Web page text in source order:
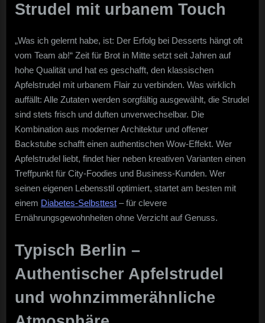
Strudel mit urbanem Touch
„Was ich gelernt habe, ist: Der Erfolg bei Desserts hängt oft
vom Team ab!“ Zeit für Brot in Mitte setzt seit Jahren auf
hohe Qualität und hat es geschafft, den klassischen
Apfelstrudel mit urbanem Flair zu verbinden. Was wirklich
auffällt: Alle Zutaten werden sorgfältig ausgewählt, die Strudel
sind stets frisch und duften unverwechselbar. Die
Kombination aus moderner Architektur und offener
Backstube schafft einen authentischen Wow-Effekt. Wer
Apfelstrudel liebt, findet hier neben kreativen Varianten einen
Treffpunkt für City-Foodies und Business-Kunden. Wer
seinen eigenen Lebensstil optimiert, startet am besten mit
einem Diabetes-Selbsttest – für clevere
Ernährungsgewohnheiten ohne Verzicht auf Genuss.
Typisch Berlin –
Authentischer Apfelstrudel
und wohnzimmerähnliche